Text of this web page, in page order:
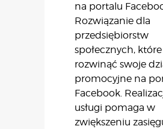
na portalu
Rozwiązanie dla
przedsiębiorstw
społecznych,
rozwinąć swoje
promocyjne na
Facebook.
usługi pomaga w
zwiększeniu